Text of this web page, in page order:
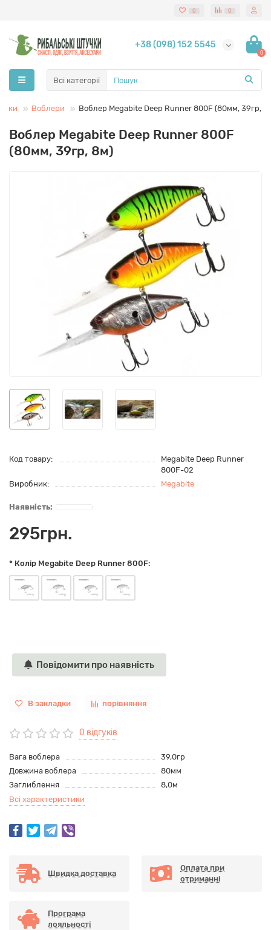
0 0
+38 (098) 152 5545
0
Всі категорії
Воблери Воблер Megabite Deep Runner 800F (80мм, 39гр,
Воблер Megabite Deep Runner 800F
(80мм, 39гр, 8м)
Код товару:
Megabite Deep Runner
800F-02
Виробник:
Megabite
295грн.
* Колір Megabite Deep Runner 800F:
Повідомити про наявність
В закладки порівняння
0 відгуків
Вага воблера
39,0гр
Довжина воблера
80мм
Заглиблення
8,0м
Всі характеристики
Швидка доставка
Оплата при
отриманні
Програма
лояльності